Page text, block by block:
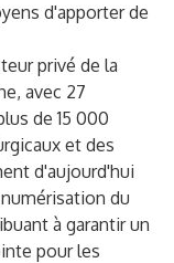
d'apporter de
privé de la
avec 27
de 15 000
et des
d'aujourd'hui
du
à garantir un
pour les